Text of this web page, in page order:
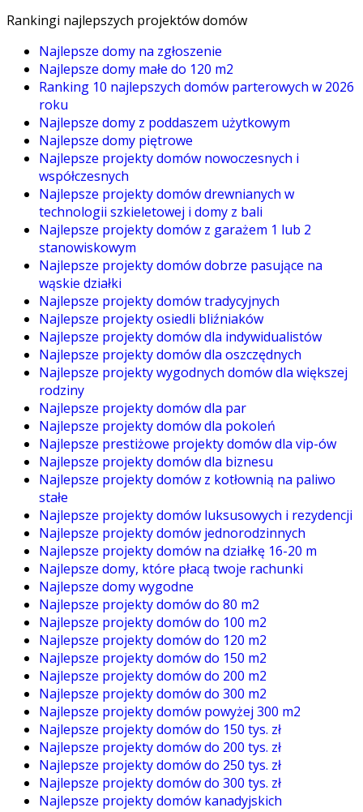
Rankingi najlepszych projektów domów
Najlepsze domy na zgłoszenie
Najlepsze domy małe do 120 m2
Ranking 10 najlepszych domów parterowych w 2026
roku
Najlepsze domy z poddaszem użytkowym
Najlepsze domy piętrowe
Najlepsze projekty domów nowoczesnych i
współczesnych
Najlepsze projekty domów drewnianych w
technologii szkieletowej i domy z bali
Najlepsze projekty domów z garażem 1 lub 2
stanowiskowym
Najlepsze projekty domów dobrze pasujące na
wąskie działki
Najlepsze projekty domów tradycyjnych
Najlepsze projekty osiedli bliźniaków
Najlepsze projekty domów dla indywidualistów
Najlepsze projekty domów dla oszczędnych
Najlepsze projekty wygodnych domów dla większej
rodziny
Najlepsze projekty domów dla par
Najlepsze projekty domów dla pokoleń
Najlepsze prestiżowe projekty domów dla vip-ów
Najlepsze projekty domów dla biznesu
Najlepsze projekty domów z kotłownią na paliwo
stałe
Najlepsze projekty domów luksusowych i rezydencji
Najlepsze projekty domów jednorodzinnych
Najlepsze projekty domów na działkę 16-20 m
Najlepsze domy, które płacą twoje rachunki
Najlepsze domy wygodne
Najlepsze projekty domów do 80 m2
Najlepsze projekty domów do 100 m2
Najlepsze projekty domów do 120 m2
Najlepsze projekty domów do 150 m2
Najlepsze projekty domów do 200 m2
Najlepsze projekty domów do 300 m2
Najlepsze projekty domów powyżej 300 m2
Najlepsze projekty domów do 150 tys. zł
Najlepsze projekty domów do 200 tys. zł
Najlepsze projekty domów do 250 tys. zł
Najlepsze projekty domów do 300 tys. zł
Najlepsze projekty domów kanadyjskich